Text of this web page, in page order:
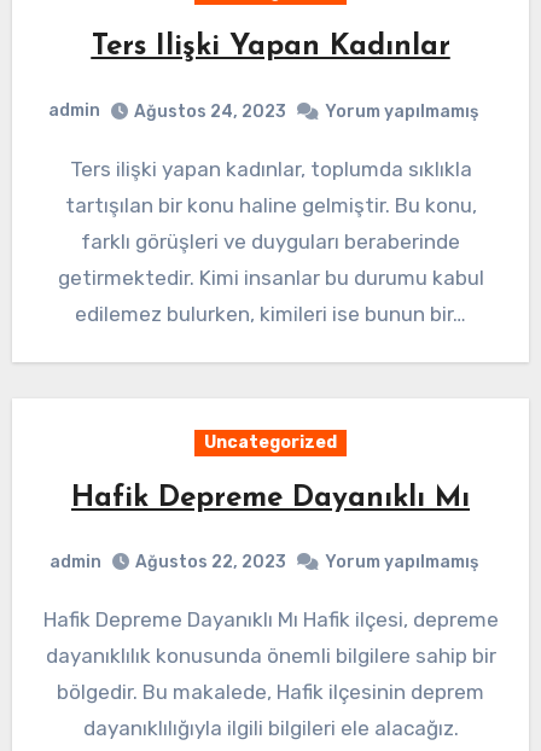
Ters Ilişki Yapan Kadınlar
admin Ağustos 24, 2023 Yorum yapılmamış
Ters ilişki yapan kadınlar, toplumda sıklıkla
tartışılan bir konu haline gelmiştir. Bu konu,
farklı görüşleri ve duyguları beraberinde
getirmektedir. Kimi insanlar bu durumu kabul
edilemez bulurken, kimileri ise bunun bir…
Uncategorized
Hafik Depreme Dayanıklı Mı
admin Ağustos 22, 2023 Yorum yapılmamış
Hafik Depreme Dayanıklı Mı Hafik ilçesi, depreme
dayanıklılık konusunda önemli bilgilere sahip bir
bölgedir. Bu makalede, Hafik ilçesinin deprem
dayanıklılığıyla ilgili bilgileri ele alacağız.